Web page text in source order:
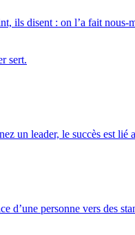
ils disent : on l’a fait nous-
sert.
un leader, le succès est lié
personne vers des